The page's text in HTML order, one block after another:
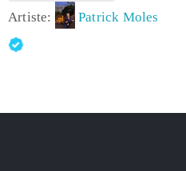
Artiste: Patrick Moles